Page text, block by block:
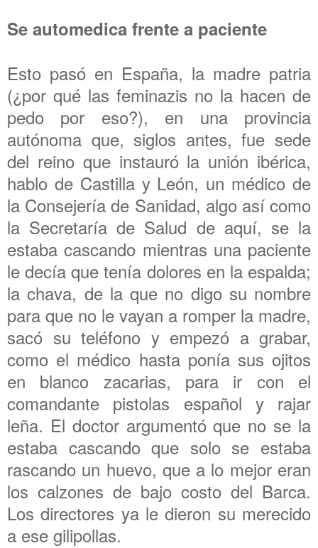
Se automedica frente a paciente
Esto pasó en España, la madre patria
(¿por qué las feminazis no la hacen de
pedo por eso?), en una provincia
autónoma que, siglos antes, fue sede
del reino que instauró la unión ibérica,
hablo de Castilla y León, un médico de
la Consejería de Sanidad, algo así como
la Secretaría de Salud de aquí, se la
estaba cascando mientras una paciente
le decía que tenía dolores en la espalda;
la chava, de la que no digo su nombre
para que no le vayan a romper la madre,
sacó su teléfono y empezó a grabar,
como el médico hasta ponía sus ojitos
en blanco zacarias, para ir con el
comandante pistolas español y rajar
leña. El doctor argumentó que no se la
estaba cascando que solo se estaba
rascando un huevo, que a lo mejor eran
los calzones de bajo costo del Barca.
Los directores ya le dieron su merecido
a ese gilipollas.